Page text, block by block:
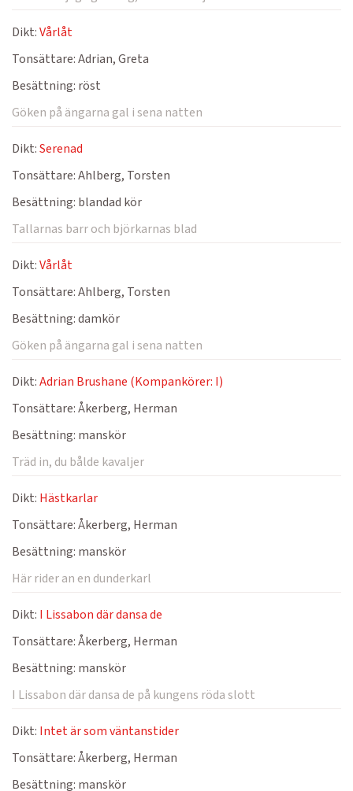
Dikt:Vårlåt
Tonsättare:Adrian, Greta
Besättning: röst
Göken på ängarna gal i sena natten
Dikt:Serenad
Tonsättare:Ahlberg, Torsten
Besättning: blandad kör
Tallarnas barr och björkarnas blad
Dikt:Vårlåt
Tonsättare:Ahlberg, Torsten
Besättning:damkör
Göken på ängarna gal i sena natten
Dikt:Adrian Brushane (Kompankörer: I)
Tonsättare:Åkerberg, Herman
Besättning: manskör
Träd in, du bålde kavaljer
Dikt: Hästkarlar
Tonsättare:Åkerberg, Herman
Besättning: manskör
Här rider an en dunderkarl
Dikt: I Lissabon där dansa de
Tonsättare:Åkerberg, Herman
Besättning: manskör
I Lissabon där dansa de på kungens röda slott
Dikt: Intet är som väntanstider
Tonsättare:Åkerberg, Herman
Besättning: manskör